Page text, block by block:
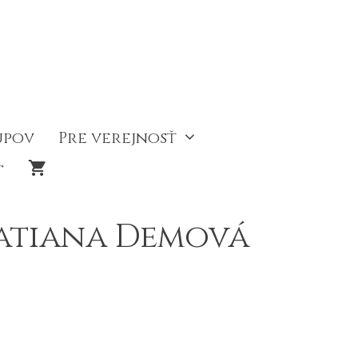
Pre verejnosť
Demová